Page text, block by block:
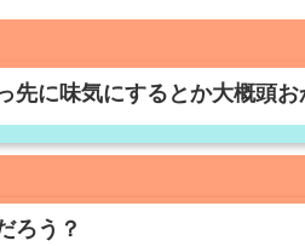
先に味気にするとか大概頭
ろう？